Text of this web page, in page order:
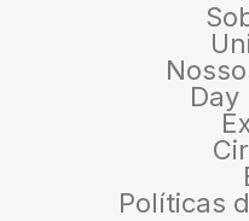
Day
Políticas